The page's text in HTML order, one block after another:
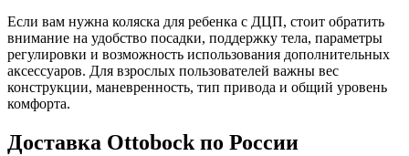
Если вам нужна коляска для ребенка с ДЦП, стоит обратить
внимание на удобство посадки, поддержку тела, параметры
регулировки и возможность использования дополнительных
аксессуаров. Для взрослых пользователей важны вес
конструкции, маневренность, тип привода и общий уровень
комфорта.
Доставка Ottobock по России